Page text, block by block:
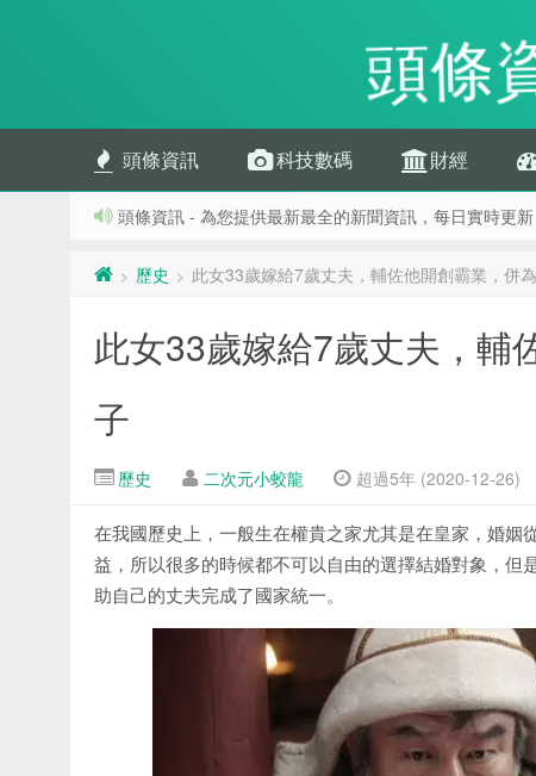
頭條
頭條資訊 科技數碼 財經
頭條資訊 - 為您提供最新最全的新聞資訊，每日實時更新
> 歷史 > 此女33歲嫁給7歲丈夫，輔佐他開創霸業，併
此女33歲嫁給7歲丈夫，輔
子
歷史 二次元小蛟龍 超過5年 (2020-12-26)
在我國歷史上，一般生在權貴之家尤其是在皇家，婚
益，所以很多的時候都不可以自由的選擇結婚對象，
助自己的丈夫完成了國家統一。